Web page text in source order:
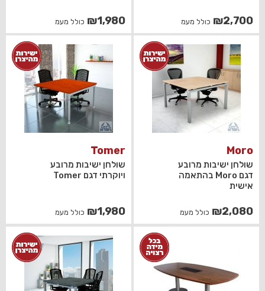
₪2,700 כולל מעמ ₪1,980 כולל מעמ
Moro
שולחן ישיבות מרובע
דגם Moro בהתאמה
אישית
₪2,080 כולל מעמ
Tomer
שולחן ישיבות מרובע
ויוקרתי דגם Tomer
₪1,980 כולל מעמ